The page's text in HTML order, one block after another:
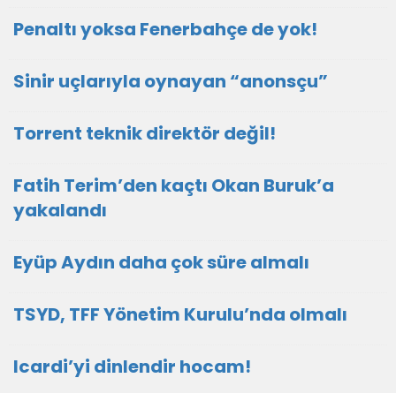
Penaltı yoksa Fenerbahçe de yok!
Sinir uçlarıyla oynayan “anonsçu”
Torrent teknik direktör değil!
Fatih Terim’den kaçtı Okan Buruk’a
yakalandı
Eyüp Aydın daha çok süre almalı
TSYD, TFF Yönetim Kurulu’nda olmalı
Icardi’yi dinlendir hocam!